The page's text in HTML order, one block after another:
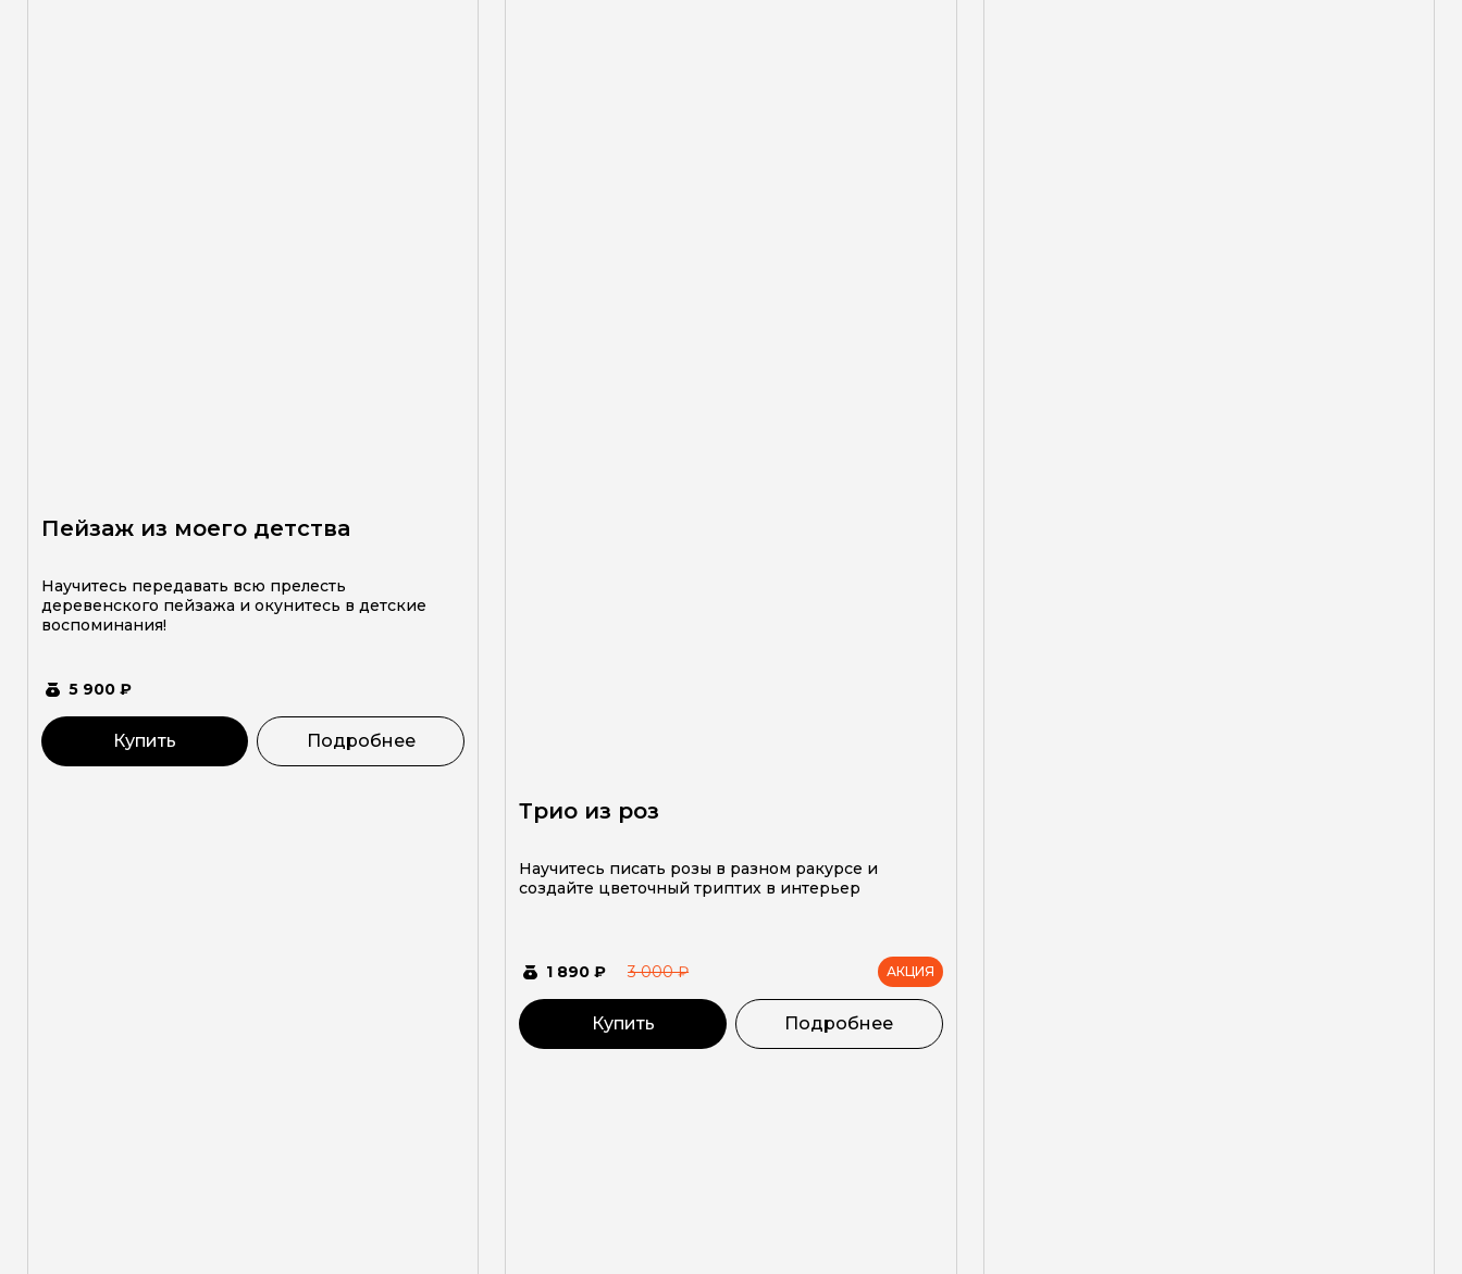
Пейзаж из моего детства
Научитесь передавать всю прелесть
деревенского пейзажа и окунитесь в детские
воспоминания!
5 900 ₽
Купить Подробнее
Трио из роз
Научитесь писать розы в разном ракурсе и
создайте цветочный триптих в интерьер
1 890 ₽ 3 000 ₽ АКЦИЯ
Купить Подробнее